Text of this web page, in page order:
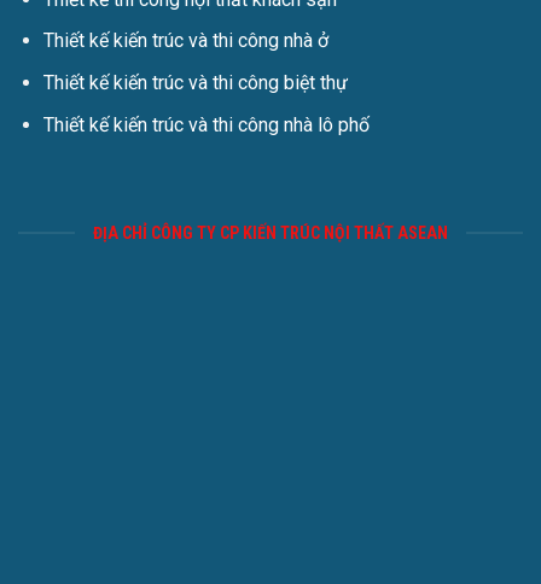
Thiết kế kiến trúc và thi công nhà ở
Thiết kế kiến trúc và thi công biệt thự
Thiết kế kiến trúc và thi công nhà lô phố
ĐỊA CHỈ CÔNG TY CP KIẾN TRÚC NỘI THẤT ASEAN